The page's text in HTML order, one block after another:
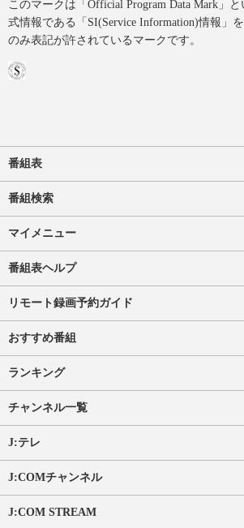
このマークは「Official Program Data Mark」
式情報である「SI(Service Information)情報」
のみ表記が許されているマークです。
番組表
番組検索
マイメニュー
番組表ヘルプ
リモート録画予約ガイド
おすすめ番組
ランキング
チャンネル一覧
J:テレ
J:COMチャンネル
J:COM STREAM